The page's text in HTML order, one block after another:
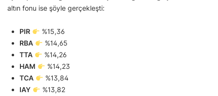
altın fonu ise şöyle gerçekleşti:
PIR
%15,36
RBA
%14,65
TTA
%14,26
HAM
%14,23
TCA
%13,84
IAY
%13,82